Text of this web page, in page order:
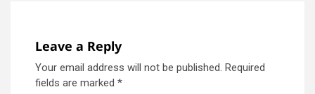
Leave a Reply
Your email address will not be published. Required
fields are marked *